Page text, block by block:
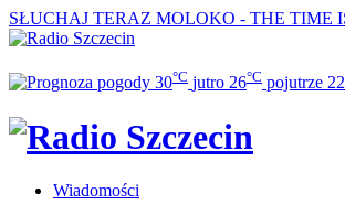
SŁUCHAJ TERAZ MOLOKO - THE TIME
30°C jutro 26°C pojutrze 22
Wiadomości